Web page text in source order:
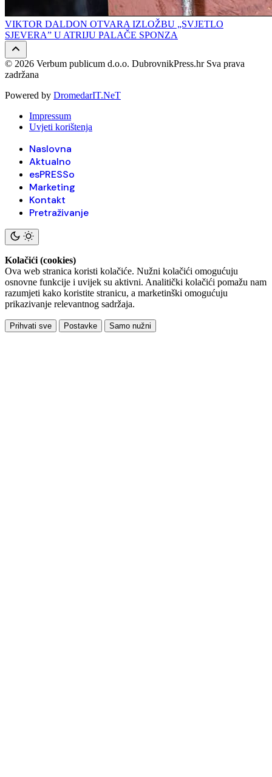
VIKTOR DALDON OTVARA IZLOŽBU „SVJETLO
SJEVERA” U ATRIJU PALAČE SPONZA
© 2026 Verbum publicum d.o.o. DubrovnikPress.hr Sva prava
zadržana
Powered by DromedarIT.NeT
Impressum
Uvjeti korištenja
Naslovna
Aktualno
esPRESSo
Marketing
Kontakt
Pretraživanje
Kolačići (cookies)
Ova web stranica koristi kolačiće. Nužni kolačići omogućuju
osnovne funkcije i uvijek su aktivni. Analitički kolačići pomažu nam
razumjeti kako koristite stranicu, a marketinški omogućuju
prikazivanje relevantnog sadržaja.
Prihvati sve Postavke Samo nužni